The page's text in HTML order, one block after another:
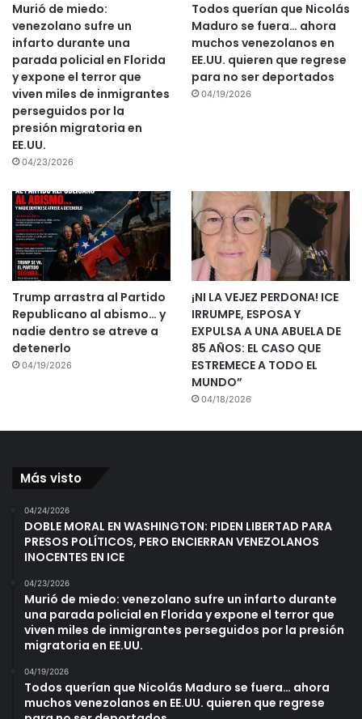
Murió de miedo:
venezolano sufre un
infarto durante una
parada policial en Florida
y expone el terror que
viven miles de inmigrantes
perseguidos por la
presión migratoria en
EE.UU.
04/23/2026
Todos querían que Nicolás
Maduro se fuera… ahora
muchos venezolanos en
EE.UU. quieren que regrese
para no ser deportados
04/19/2026
Trump arrastra al Partido
Republicano al abismo… y
nadie dentro se atreve a
detenerlo
04/19/2026
¡NI LA VEJEZ PERDONA! ICE
IRRUMPE, ESPOSA Y
EXPULSA A UNA ABUELA DE
85 AÑOS: EL CASO QUE
ESTREMECE A TODO EL
MUNDO”
04/18/2026
Más visto
04/24/2026
DOBLE MORAL EN WASHINGTON: PIDEN LIBERTAD PARA
PRESOS POLÍTICOS, PERO ENCIERRAN VENEZOLANOS
INOCENTES EN ICE
04/23/2026
Murió de miedo: venezolano sufre un infarto durante
una parada policial en Florida y expone el terror que
viven miles de inmigrantes perseguidos por la presión
migratoria en EE.UU.
04/19/2026
Todos querían que Nicolás Maduro se fuera… ahora
muchos venezolanos en EE.UU. quieren que regrese